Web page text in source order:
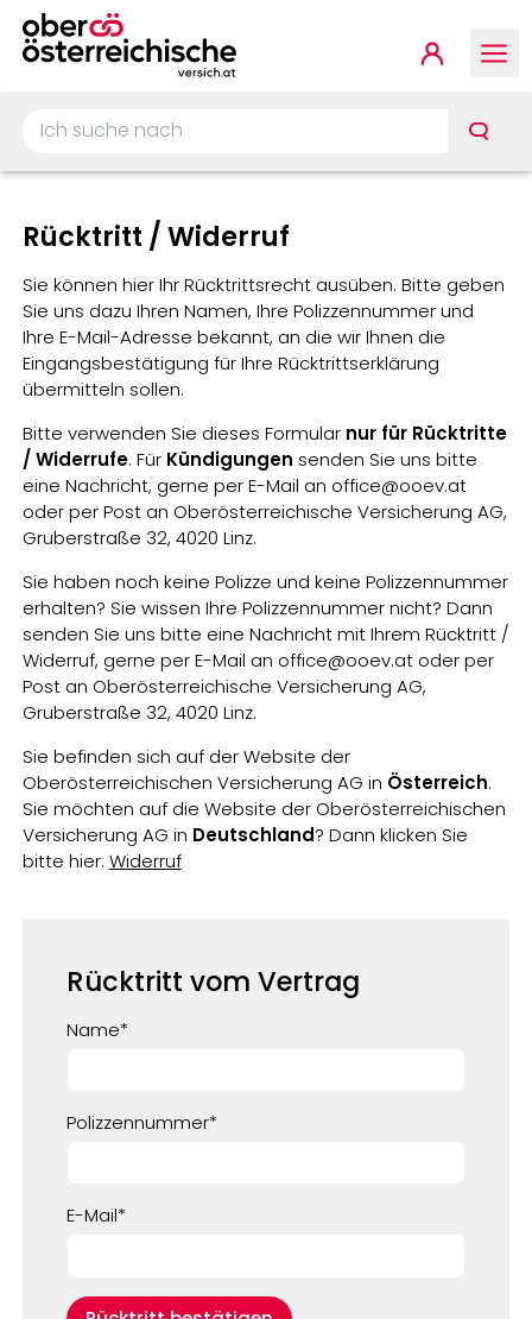
Ich suche nach …
Rücktritt / Widerruf
Sie können hier Ihr Rücktrittsrecht ausüben. Bitte geben
Sie uns dazu Ihren Namen, Ihre Polizzennummer und
Ihre E-Mail-Adresse bekannt, an die wir Ihnen die
Eingangsbestätigung für Ihre Rücktrittserklärung
übermitteln sollen.
Bitte verwenden Sie dieses Formular nur für Rücktritte
/ Widerrufe. Für Kündigungen senden Sie uns bitte
eine Nachricht, gerne per E-Mail an office@ooev.at
oder per Post an Oberösterreichische Versicherung AG,
Gruberstraße 32, 4020 Linz.
Sie haben noch keine Polizze und keine Polizzennummer
erhalten? Sie wissen Ihre Polizzennummer nicht? Dann
senden Sie uns bitte eine Nachricht mit Ihrem Rücktritt /
Widerruf, gerne per E-Mail an office@ooev.at oder per
Post an Oberösterreichische Versicherung AG,
Gruberstraße 32, 4020 Linz.
Sie befinden sich auf der Website der
Oberösterreichischen Versicherung AG in Österreich.
Sie möchten auf die Website der Oberösterreichischen
Versicherung AG in Deutschland? Dann klicken Sie
bitte hier: Widerruf
Rücktritt vom Vertrag
Name*
Polizzennummer*
E-Mail*